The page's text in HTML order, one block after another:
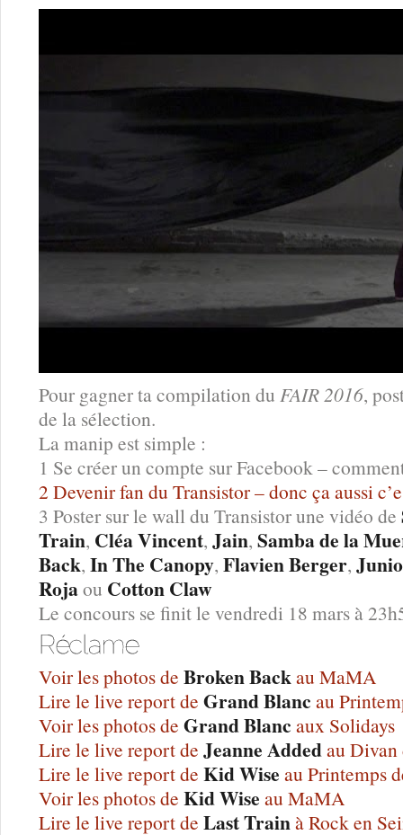
Pour gagner ta compilation du FAIR 2016,
de la sélection.
La manip est simple :
1 Se créer un compte sur Facebook –
2 Devenir fan du Transistor – donc ça aussi
3 Poster sur le wall du Transistor une vidéo de
Train, Cléa Vincent, Jain, Samba de la
Back, In The Canopy, Flavien Berger,
Rojaou Cotton Claw
Le concours se finit le vendredi 18 mars à
Voir les photos de Broken Backau MaMA
Lire le live report de Grand Blanc au
Voir les photos de Grand Blanc aux Solidays
Lire le live report de Jeanne Addedau
Lire le live report de Kid Wise au Printemps
Voir les photos de Kid Wise au MaMA
Lire le live report de Last Trainà Rock en